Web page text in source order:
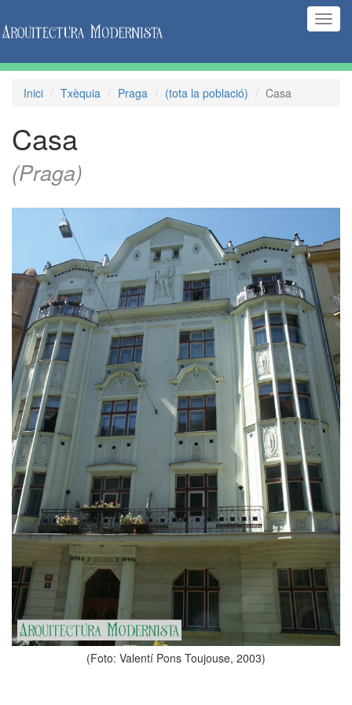
Inici Txèquia Praga (tota la població) Casa
Casa
(Praga)
(Foto: Valentí Pons Toujouse, 2003)